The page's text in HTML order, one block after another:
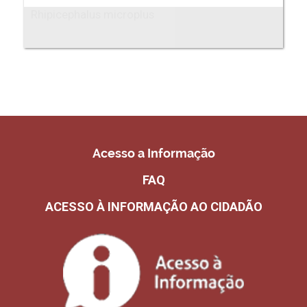
Acesso a Informação
FAQ
ACESSO À INFORMAÇÃO AO CIDADÃO